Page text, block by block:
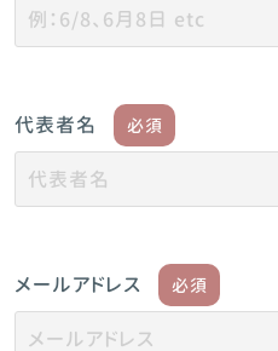
代表者名 必須
メールアドレス 必須